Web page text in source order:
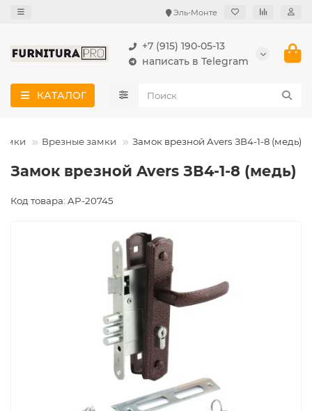
Эль-Монте
+7 (915) 190-05-13
написать в Telegram
КАТАЛОГ
Врезные замки Замок врезной Avers ЗВ4-1-8 (медь)
Замок врезной Avers ЗВ4-1-8 (медь)
Код товара: AP-20745